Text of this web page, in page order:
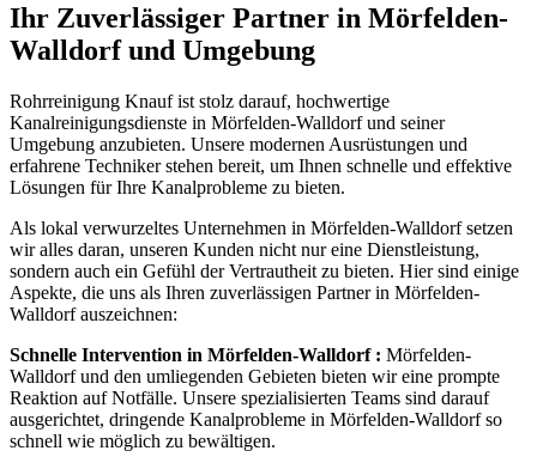
Ihr Zuverlässiger Partner in Mörfelden-
Walldorf und Umgebung​
Rohrreinigung Knauf ist stolz darauf, hochwertige
Kanalreinigungsdienste in Mörfelden-Walldorf und seiner
Umgebung anzubieten. Unsere modernen Ausrüstungen und
erfahrene Techniker stehen bereit, um Ihnen schnelle und effektive
Lösungen für Ihre Kanalprobleme zu bieten.
Als lokal verwurzeltes Unternehmen in Mörfelden-Walldorf setzen
wir alles daran, unseren Kunden nicht nur eine Dienstleistung,
sondern auch ein Gefühl der Vertrautheit zu bieten. Hier sind einige
Aspekte, die uns als Ihren zuverlässigen Partner in Mörfelden-
Walldorf auszeichnen:
Schnelle Intervention in Mörfelden-Walldorf : Mörfelden-
Walldorf und den umliegenden Gebieten bieten wir eine prompte
Reaktion auf Notfälle. Unsere spezialisierten Teams sind darauf
ausgerichtet, dringende Kanalprobleme in Mörfelden-Walldorf so
schnell wie möglich zu bewältigen.